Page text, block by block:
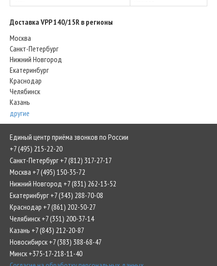
Доставка VPP 140/15R в регионы
Москва
Санкт-Петербург
Нижний Новгород
Екатеринбург
Краснодар
Челябинск
Казань
другие
Единый центр приёма звонков по России
+7 (495) 215-22-20
Санкт-Петербург +7 (812) 317-27-17
Москва +7 (495) 150-35-72
Нижний Новгород +7 (831) 262-13-52
Екатеринбург +7 (343) 288-70-08
Краснодар +7 (861) 202-50-27
Челябинск +7 (351) 200-37-14
Казань +7 (843) 212-20-87
Новосибирск +7 (383) 388-68-47
Минск +375-17-218-11-40